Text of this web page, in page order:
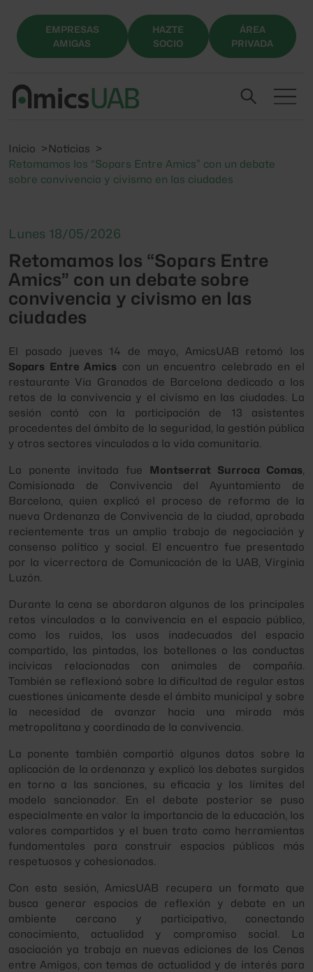
EMPRESAS
AMIGAS
HAZTE
SOCIO
ÁREA
PRIVADA
Inicio
Noticias
Retomamos los “Sopars Entre Amics” con un debate
sobre convivencia y civismo en las ciudades
Lunes 18/05/2026
Retomamos los “Sopars Entre
Amics” con un debate sobre
convivencia y civismo en las
ciudades
El pasado jueves 14 de mayo, AmicsUAB retomó los
Sopars Entre Amics con un encuentro celebrado en el
restaurante Via Granados de Barcelona dedicado a los
retos de la convivencia y el civismo en las ciudades. La
sesión contó con la participación de 13 asistentes
procedentes del ámbito de la seguridad, la gestión pública
y otros sectores vinculados a la vida comunitaria.
La ponente invitada fue Montserrat Surroca Comas
Comisionada de Convivencia del Ayuntamiento de
Barcelona, quien explicó el proceso de reforma de la
nueva Ordenanza de Convivencia de la ciudad, aprobada
recientemente tras un amplio trabajo de negociación y
consenso político y social. El encuentro fue presentado
por la vicerrectora de Comunicación de la UAB, Virginia
Luzón.
Durante la cena se abordaron algunos de los principales
retos vinculados a la convivencia en el espacio público,
como los ruidos, los usos inadecuados del espacio
compartido, las pintadas, los botellones o las conductas
incívicas relacionadas con animales de compañía.
También se reflexionó sobre la dificultad de regular estas
cuestiones únicamente desde el ámbito municipal y sobre
la necesidad de avanzar hacia una mirada más
metropolitana y coordinada de la convivencia.
La ponente también compartió algunos datos sobre la
aplicación de la ordenanza y explicó los debates surgidos
en torno a las sanciones, su eficacia y los límites del
modelo sancionador. En el debate posterior se puso
especialmente en valor la importancia de la educación, los
valores compartidos y el buen trato como herramientas
fundamentales para construir espacios públicos más
respetuosos y cohesionados.
Con esta sesión, AmicsUAB recupera un formato que
busca generar espacios de reflexión y debate en un
ambiente cercano y participativo, conectando
conocimiento, actualidad y compromiso social. La
asociación ya trabaja en nuevas ediciones de los Cenas
entre Amigos , con temas de actualidad y de interés para